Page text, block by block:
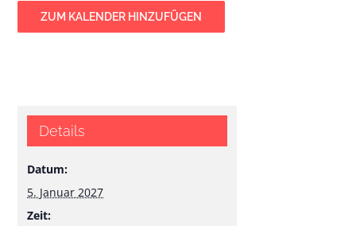
ZUM KALENDER HINZUFÜGEN
Details
Datum:
5. Januar 2027
Zeit: